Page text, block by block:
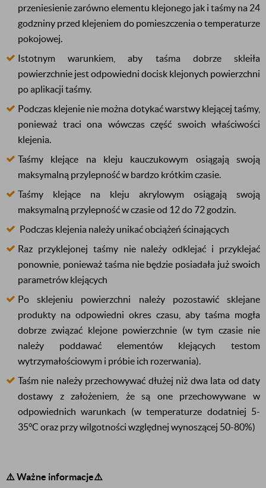
przeniesienie zarówno elementu klejonego jak i taśmy na 24
godzniny przed klejeniem do pomieszczenia o temperaturze
pokojowej.
Istotnym warunkiem, aby taśma dobrze skleiła
powierzchnie jest odpowiedni docisk klejonych powierzchni
po aplikacji taśmy.
Podczas klejenie nie można dotykać warstwy klejącej taśmy,
ponieważ traci ona wówczas część swoich właściwości
klejenia.
Taśmy klejące na kleju kauczukowym osiągają swoją
maksymalną przylepność w bardzo krótkim czasie.
Taśmy klejące na kleju akrylowym osiągają swoją
maksymalną przylepność w czasie od 12 do 72 godzin.
Podczas klejenia należy unikać obciążeń ścinających
Raz przyklejonej taśmy nie należy odklejać i przyklejać
ponownie, ponieważ taśma nie będzie posiadała już swoich
parametrów klejących
Po sklejeniu powierzchni należy pozostawić sklejane
produkty na odpowiedni okres czasu, aby taśma mogła
dobrze związać klejone powierzchnie (w tym czasie nie
należy poddawać elementów klejących testom
wytrzymałościowym i próbie ich rozerwania).
Taśm nie należy przechowywać dłużej niż dwa lata od daty
dostawy z założeniem, że są one przechowywane w
odpowiednich warunkach (w temperaturze dodatniej 5-
35°C oraz przy wilgotności względnej wynoszącej 50-80%)
⚠️ Ważne informacje⚠️